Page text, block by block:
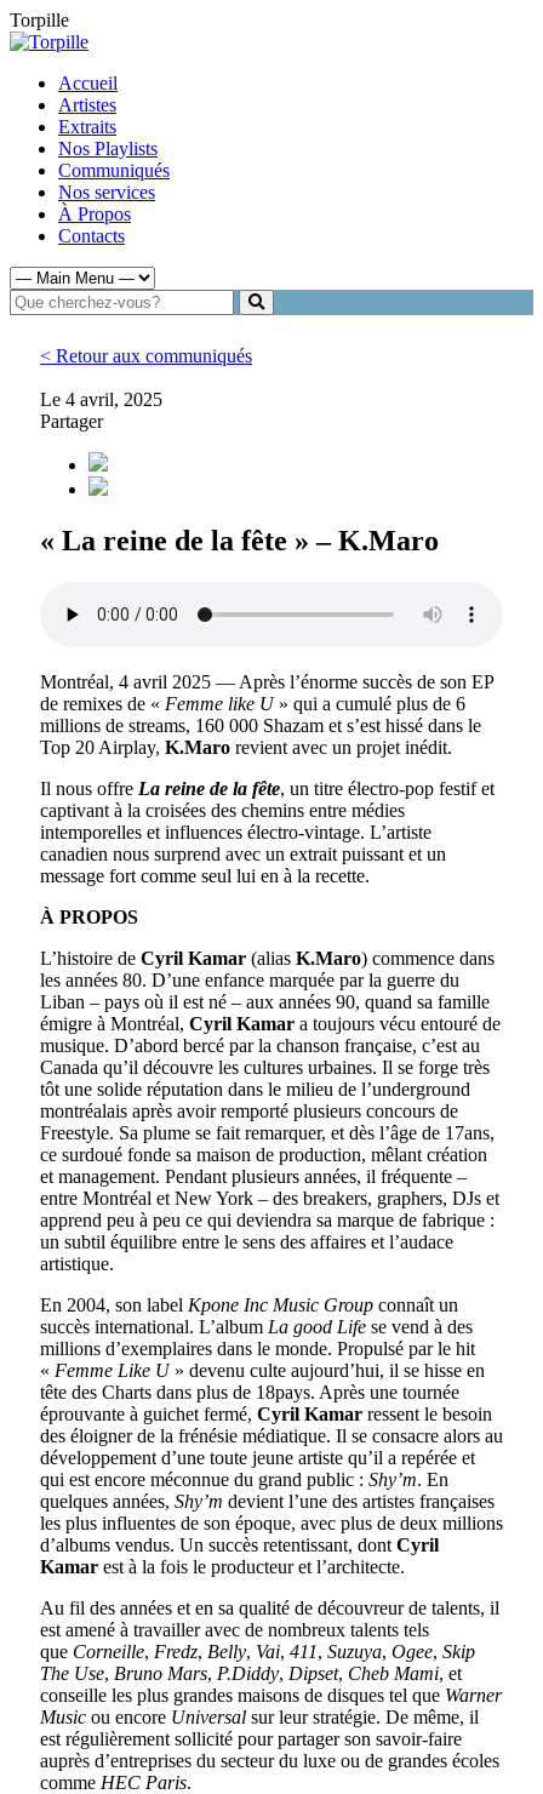
Torpille
Accueil
Artistes
Extraits
Nos Playlists
Communiqués
Nos services
À Propos
Contacts
< Retour aux communiqués
Le 4 avril, 2025
Partager
« La reine de la fête » – K.Maro
Montréal, 4 avril 2025 — Après l’énorme succès de son EP
de remixes de « Femme like U» qui a cumulé plus de 6
millions de streams, 160 000 Shazam et s’est hissé dans le
Top 20 Airplay, K.Maro revient avec un projet inédit.
Il nous offre La reine de la fête, un titre électro-pop festif et
captivant à la croisées des chemins entre médies
intemporelles et influences électro-vintage. L’artiste
canadien nous surprend avec un extrait puissant et un
message fort comme seul lui en à la recette.
À PROPOS
L’histoire de Cyril Kamar (alias K.Maro) commence dans
les années 80. D’une enfance marquée par la guerre du
Liban – pays où il est né – aux années 90, quand sa famille
émigre à Montréal, Cyril Kamar a toujours vécu entouré de
musique. D’abord bercé par la chanson française, c’est au
Canada qu’il découvre les cultures urbaines. Il se forge très
tôt une solide réputation dans le milieu de l’underground
montréalais après avoir remporté plusieurs concours de
Freestyle. Sa plume se fait remarquer, et dès l’âge de 17ans,
ce surdoué fonde sa maison de production, mêlant création
et management. Pendant plusieurs années, il fréquente –
entre Montréal et New York – des breakers, graphers, DJs et
apprend peu à peu ce qui deviendra sa marque de fabrique :
un subtil équilibre entre le sens des affaires et l’audace
artistique.
En 2004, son label Kpone Inc Music Group connaît un
succès international. L’album La good Life se vend à des
millions d’exemplaires dans le monde. Propulsé par le hit
« Femme Like U» devenu culte aujourd’hui, il se hisse en
tête des Charts dans plus de 18pays. Après une tournée
éprouvante à guichet fermé, Cyril Kamar ressent le besoin
des éloigner de la frénésie médiatique. Il se consacre alors au
développement d’une toute jeune artiste qu’il a repérée et
qui est encore méconnue du grand public : Shy’m. En
quelques années, Shy’m devient l’une des artistes françaises
les plus influentes de son époque, avec plus de deux millions
d’albums vendus. Un succès retentissant, dont Cyril
Kamar est à la fois le producteur et l’architecte.
Au fil des années et en sa qualité de découvreur de talents, il
est amené à travailler avec de nombreux talents tels
que Corneille, Fredz, Belly, Vai, 411, Suzuya, Ogee, Skip
The Use, Bruno Mars, P.Diddy, Dipset, Cheb Mami, et
conseille les plus grandes maisons de disques tel que Warner
Music ou encore Universal sur leur stratégie. De même, il
est régulièrement sollicité pour partager son savoir-faire
auprès d’entreprises du secteur du luxe ou de grandes écoles
comme HEC Paris.